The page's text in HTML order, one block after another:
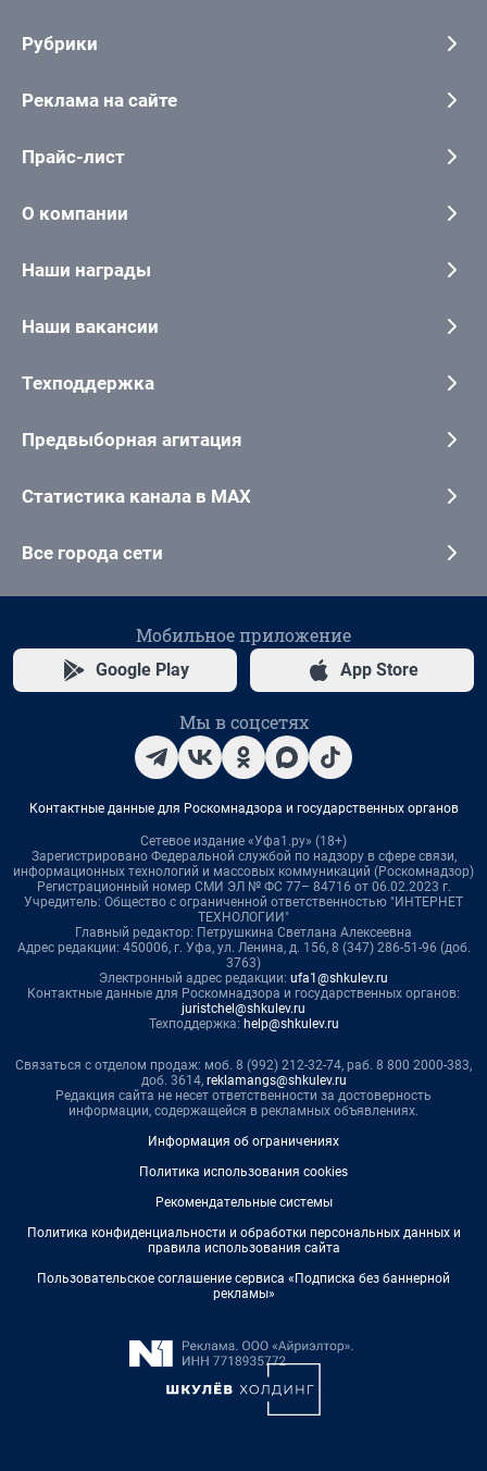
Рубрики
Реклама на сайте
Прайс-лист
О компании
Наши награды
Наши вакансии
Техподдержка
Предвыборная агитация
Статистика канала в MAX
Все города сети
Мобильное приложение
Google Play App Store
Мы в соцсетях
Контактные данные для Роскомнадзора и государственных органов
Сетевое издание «Уфа1.ру» (18+)
Зарегистрировано Федеральной службой по надзору в сфере связи,
информационных технологий и массовых коммуникаций (Роскомнадзор)
Регистрационный номер СМИ ЭЛ № ФС 77– 84716 от 06.02.2023 г.
Учредитель: Общество с ограниченной ответственностью "ИНТЕРНЕТ
ТЕХНОЛОГИИ"
Главный редактор: Петрушкина Светлана Алексеевна
Адрес редакции: 450006, г. Уфа, ул. Ленина, д. 156, 8 (347) 286-51-96 (доб.
3763)
Электронный адрес редакции: ufa1@shkulev.ru
Контактные данные для Роскомнадзора и государственных органов:
juristchel@shkulev.ru
Техподдержка: help@shkulev.ru
Связаться с отделом продаж: моб. 8 (992) 212-32-74, раб. 8 800 2000-383,
доб. 3614, reklamangs@shkulev.ru
Редакция сайта не несет ответственности за достоверность
информации, содержащейся в рекламных объявлениях.
Информация об ограничениях
Политика использования cookies
Рекомендательные системы
Политика конфиденциальности и обработки персональных данных и
правила использования сайта
Пользовательское соглашение сервиса «Подписка без баннерной
рекламы»